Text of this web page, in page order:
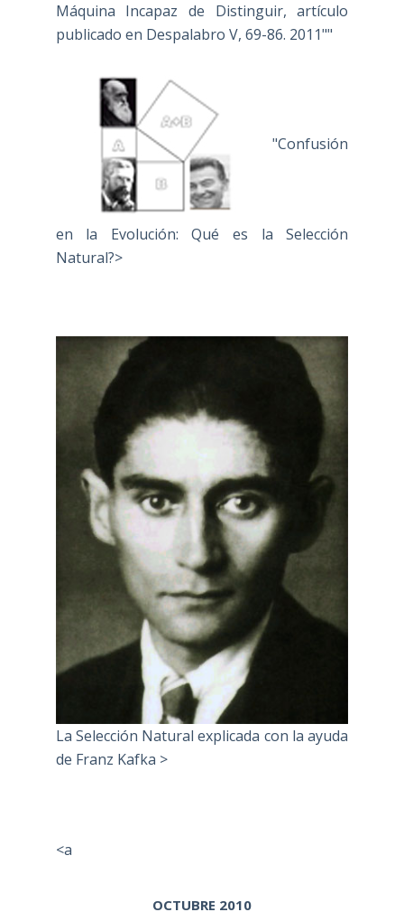
Máquina Incapaz de Distinguir, artículo
publicado en Despalabro V, 69-86. 2011""
"Confusión
en la Evolución: Qué es la Selección
Natural?>
La Selección Natural explicada con la ayuda
de Franz Kafka >
<a
OCTUBRE 2010